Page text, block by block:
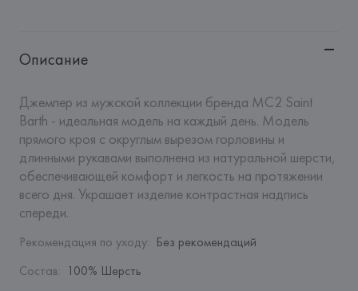
Описание
Джемпер из мужской коллекции бренда MC2 Saint
Barth - идеальная модель на каждый день. Модель
прямого кроя с округлым вырезом горловины и
длинными рукавами выполнена из натуральной шерсти,
обеспечивающей комфорт и легкость на протяжении
всего дня. Украшает изделие контрастная надпись
спереди.
Рекомендация по уходу: Без рекомендаций
Состав: 100% Шерсть